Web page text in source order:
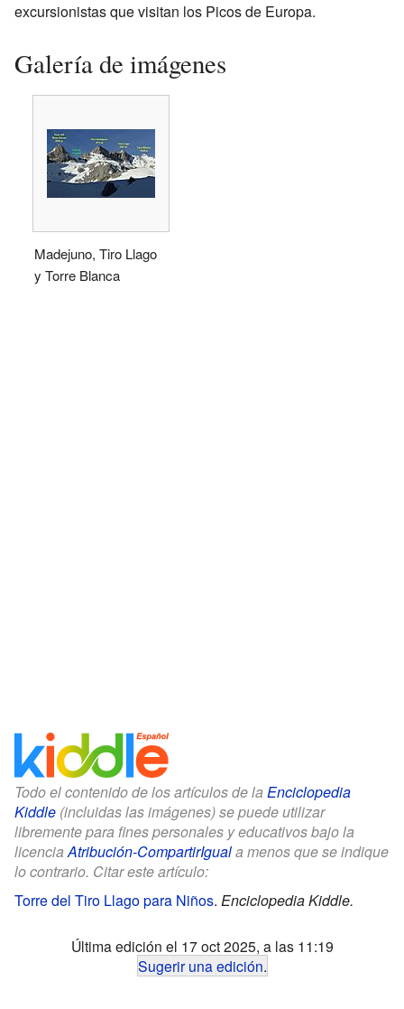
excursionistas que visitan los Picos de Europa.
Galería de imágenes
Madejuno, Tiro Llago
y Torre Blanca
Todo el contenido de los artículos de la Enciclopedia
Kiddle (incluidas las imágenes) se puede utilizar
libremente para fines personales y educativos bajo la
licenciaAtribución-CompartirIguala menos que se indique
lo contrario. Citar este artículo:
Torre del Tiro Llago para Niños. Enciclopedia Kiddle.
Última edición el 17 oct 2025, a las 11:19
Sugerir una edición.